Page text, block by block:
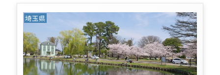
埼玉県